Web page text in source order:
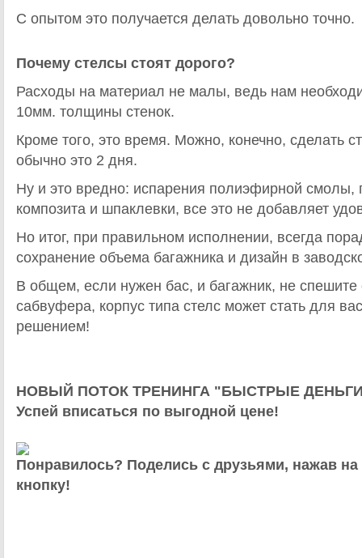
С опытом это получается делать довольно точно.
Почему стелсы стоят дорого?
Расходы на материал не малы, ведь нам
10мм. толщины стенок.
Кроме того, это время. Можно, конечно, сделать
обычно это 2 дня.
Ну и это вредно: испарения полиэфирной смолы,
композита и шпаклевки, все это не добавляет
Но итог, при правильном исполнении, всегда
сохранение объема багажника и дизайн в
В общем, если нужен бас, и багажник, не спешите
сабвуфера, корпус типа стелс может стать для
решением!
НОВЫЙ ПОТОК ТРЕНИНГА "БЫСТРЫЕ
Успей вписаться по выгодной цене!
Понравилось? Поделись с друзьями, нажав
кнопку!